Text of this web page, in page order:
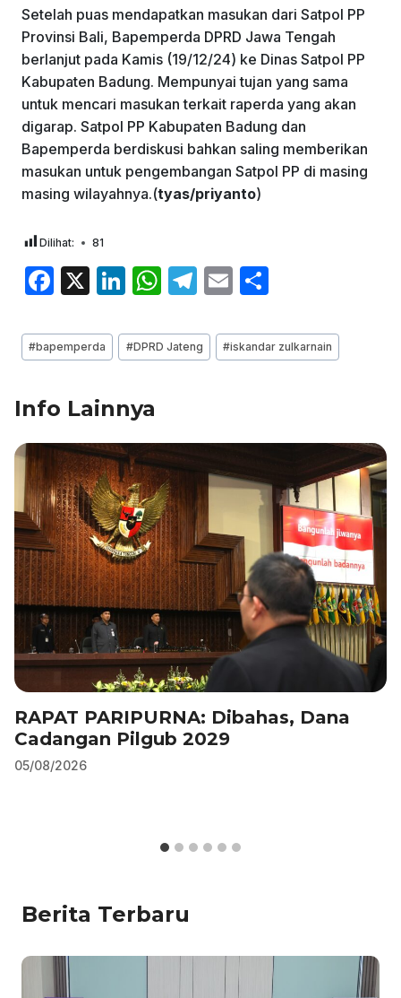
Setelah puas mendapatkan masukan dari Satpol PP
Provinsi Bali, Bapemperda DPRD Jawa Tengah
berlanjut pada Kamis (19/12/24) ke Dinas Satpol PP
Kabupaten Badung. Mempunyai tujan yang sama
untuk mencari masukan terkait raperda yang akan
digarap. Satpol PP Kabupaten Badung dan
Bapemperda berdiskusi bahkan saling memberikan
masukan untuk pengembangan Satpol PP di masing
masing wilayahnya.(tyas/priyanto)
Dilihat: 81
F
c
e
b
o
o
k
X
Li
k
e
n
W
at
s
p
T
e
gr
E
ai
l
ar
e
Post
Tags:
#bapemperda #DPRD Jateng #iskandar zulkarnain
Info Lainnya
RAPAT PARIPURNA: Dibahas, Dana
Cadangan Pilgub 2029
05/08/2026
Berita Terbaru